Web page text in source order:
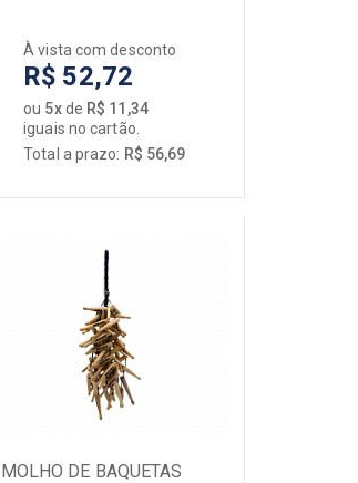
À vista com desconto
R$ 52,72
ou 5xde R$ 11,34
iguais no cartão.
Total a prazo: R$ 56,69
MOLHO DE BAQUETAS